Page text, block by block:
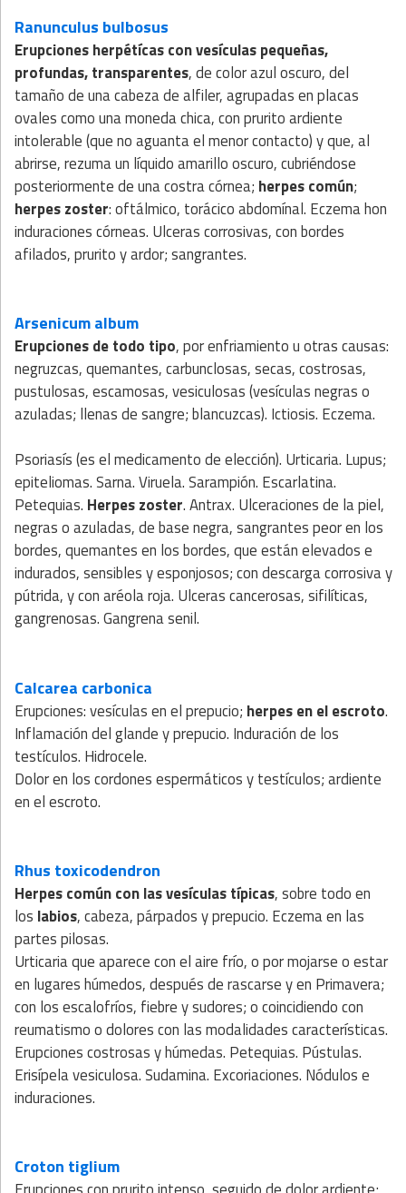
Ranunculus bulbosus
Erupciones herpétícas con vesículas pequeñas,
profundas, transparentes, de color azul oscuro, del
tamaño de una cabeza de alfiler, agrupadas en placas
ovales como una moneda chica, con prurito ardiente
intolerable (que no aguanta el menor contacto) y que, al
abrirse, rezuma un líquido amarillo oscuro, cubriéndose
posteriormente de una costra córnea; herpes común;
herpes zoster: oftálmico, torácico abdomínal. Eczema hon
induraciones córneas. Ulceras corrosivas, con bordes
afilados, prurito y ardor; sangrantes.
Arsenicum album
Erupciones de todo tipo, por enfriamiento u otras causas:
negruzcas, quemantes, carbunclosas, secas, costrosas,
pustulosas, escamosas, vesiculosas (vesículas negras o
azuladas; llenas de sangre; blancuzcas). Ictiosis. Eczema.
Psoriasís (es el medicamento de elección). Urticaria. Lupus;
epiteliomas. Sarna. Viruela. Sarampión. Escarlatina.
Petequias. Herpes zoster. Antrax. Ulceraciones de la piel,
negras o azuladas, de base negra, sangrantes peor en los
bordes, quemantes en los bordes, que están elevados e
indurados, sensibles y esponjosos; con descarga corrosiva y
pútrida, y con aréola roja. Ulceras cancerosas, sifilíticas,
gangrenosas. Gangrena senil.
Calcarea carbonica
Erupciones: vesículas en el prepucio; herpes en el escroto.
Inflamación del glande y prepucio. Induración de los
testículos. Hidrocele.
Dolor en los cordones espermáticos y testículos; ardiente
en el escroto.
Rhus toxicodendron
Herpes común con las vesículas típicas, sobre todo en
los labios, cabeza, párpados y prepucio. Eczema en las
partes pilosas.
Urticaria que aparece con el aire frío, o por mojarse o estar
en lugares húmedos, después de rascarse y en Primavera;
con los escalofríos, fiebre y sudores; o coincidiendo con
reumatismo o dolores con las modalidades características.
Erupciones costrosas y húmedas. Petequias. Pústulas.
Erisípela vesiculosa. Sudamina. Excoriaciones. Nódulos e
induraciones.
Croton tiglium